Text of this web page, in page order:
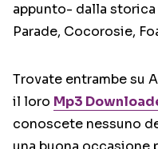
appunto- dalla storica
Parade, Cocorosie,
Trovate entrambe su
il loro Mp3
conoscete nessuno